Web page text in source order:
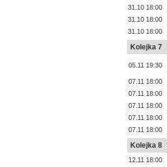
31.10 18:00
31.10 18:00
31.10 18:00
Kolejka 7
05.11 19:30
07.11 18:00
07.11 18:00
07.11 18:00
07.11 18:00
07.11 18:00
Kolejka 8
12.11 18:00